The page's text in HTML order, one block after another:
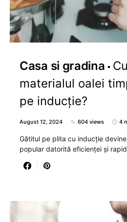
Casa si gradina
materialul oalei
pe inducție?
August 12, 2024 604 views 4
Gătitul pe plita cu inducție
popular datorită eficienței și